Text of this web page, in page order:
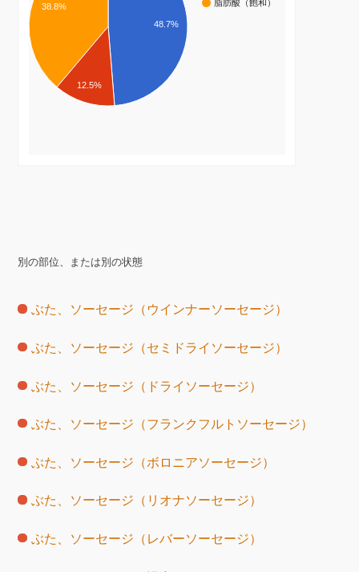
脂肪酸（飽和）
48.7%
38.8%
12.5%
別の部位、または別の状態
ぶた、ソーセージ（ウインナーソーセージ）
ぶた、ソーセージ（セミドライソーセージ）
ぶた、ソーセージ（ドライソーセージ）
ぶた、ソーセージ（フランクフルトソーセージ）
ぶた、ソーセージ（ボロニアソーセージ）
ぶた、ソーセージ（リオナソーセージ）
ぶた、ソーセージ（レバーソーセージ）